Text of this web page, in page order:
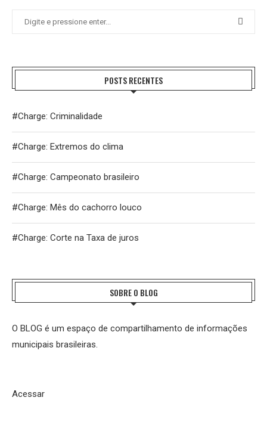
POSTS RECENTES
#Charge: Criminalidade
#Charge: Extremos do clima
#Charge: Campeonato brasileiro
#Charge: Mês do cachorro louco
#Charge: Corte na Taxa de juros
SOBRE O BLOG
O BLOG é um espaço de compartilhamento de informações
municipais brasileiras.
Acessar